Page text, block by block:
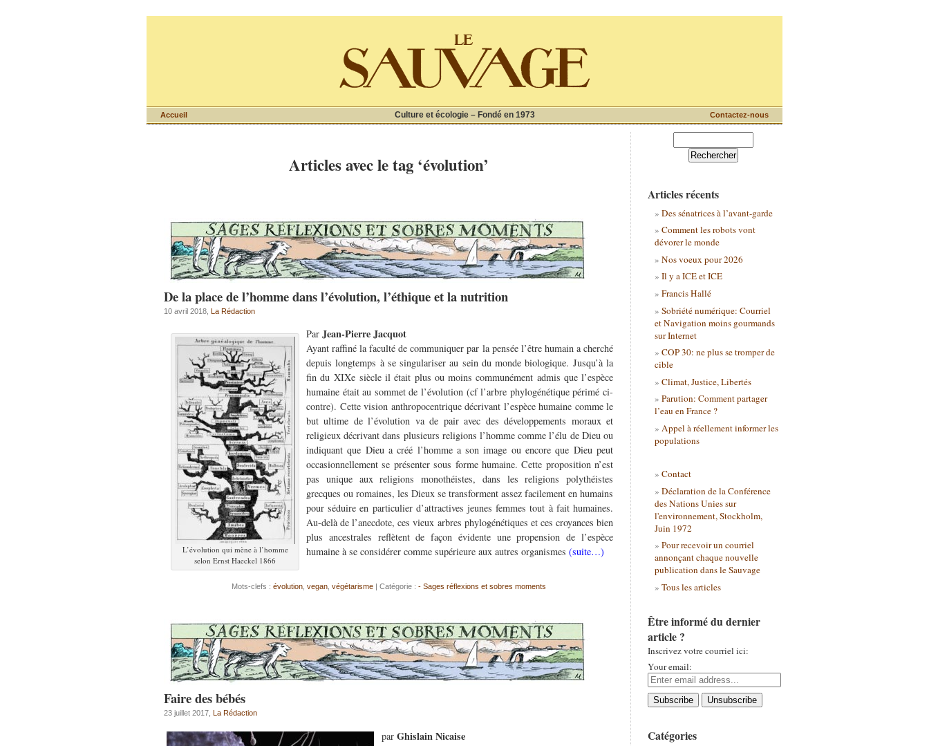
Culture et écologie – Fondé en 1973
Accueil Contactez-nous
Articles avec le tag ‘évolution’
De la place de l’homme dans l’évolution, l’éthique et la nutrition
10 avril 2018, La Rédaction
L’évolution qui mène à l’homme
selon Ernst Haeckel 1866
Par Jean-Pierre Jacquot
Ayant raffiné la faculté de communiquer par la pensée l’être humain a cherché
depuis longtemps à se singulariser au sein du monde biologique. Jusqu’à la
fin du XIXe siècle il était plus ou moins communément admis que l’espèce
humaine était au sommet de l’évolution (cf l’arbre phylogénétique périmé ci-
contre). Cette vision anthropocentrique décrivant l’espèce humaine comme le
but ultime de l’évolution va de pair avec des développements moraux et
religieux décrivant dans plusieurs religions l’homme comme l’élu de Dieu ou
indiquant que Dieu a créé l’homme a son image ou encore que Dieu peut
occasionnellement se présenter sous forme humaine. Cette proposition n’est
pas unique aux religions monothéistes, dans les religions polythéistes
grecques ou romaines, les Dieux se transforment assez facilement en humains
pour séduire en particulier d’attractives jeunes femmes tout à fait humaines.
Au-delà de l’anecdote, ces vieux arbres phylogénétiques et ces croyances bien
plus ancestrales reflètent de façon évidente une propension de l’espèce
humaine à se considérer comme supérieure aux autres organismes (suite…)
Mots-clefs : évolution, vegan, végétarisme| Catégorie : - Sages réflexions et sobres moments
Faire des bébés
23 juillet 2017, La Rédaction
par Ghislain Nicaise
Articles récents
Des sénatrices à l’avant-garde
Comment les robots vont
dévorer le monde
Nos voeux pour 2026
Il y a ICE et ICE
Francis Hallé
Sobriété numérique: Courriel
et Navigation moins gourmands
sur Internet
COP 30: ne plus se tromper de
cible
Climat, Justice, Libertés
Parution: Comment partager
l’eau en France ?
Appel à réellement informer les
populations
Contact
Déclaration de la Conférence
des Nations Unies sur
l'environnement, Stockholm,
Juin 1972
Pour recevoir un courriel
annonçant chaque nouvelle
publication dans le Sauvage
Tous les articles
Être informé du dernier
article ?
Inscrivez votre courriel ici:
Your email:
Catégories